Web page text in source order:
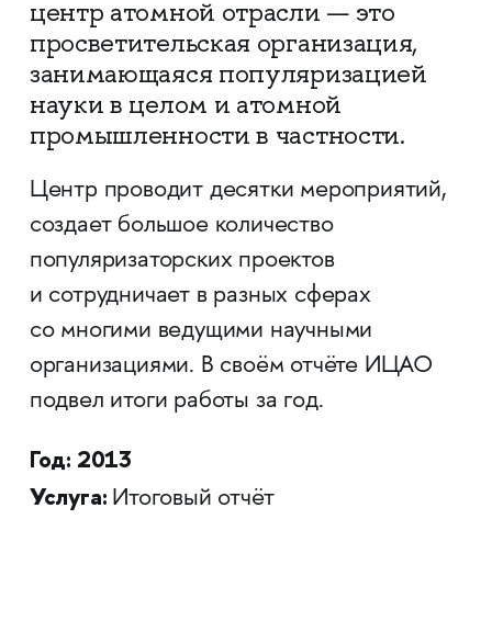
центр атомной отрасли — это
просветительская организация,
занимающаяся популяризацией
науки в целом и атомной
промышленности в частности.
Центр проводит десятки мероприятий,
создает большое количество
популяризаторских проектов
и сотрудничает в разных сферах
со многими ведущими научными
организациями. В своём отчёте ИЦАО
подвел итоги работы за год.
Год: 2013
Услуга: Итоговый отчёт